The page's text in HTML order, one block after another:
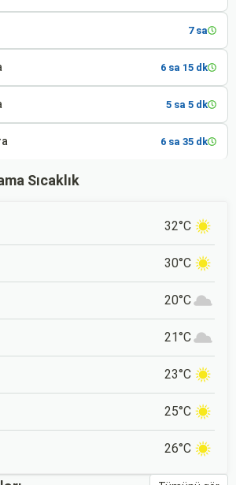
7 sa
6 sa 15 dk
5 sa 5 dk
6 sa 35 dk
Sıcaklık
32°C
30°C
20°C
21°C
23°C
25°C
26°C